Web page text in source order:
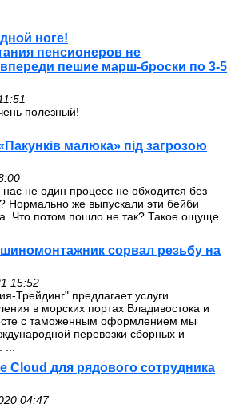
ноге!
пенсионеров не
пешие марш-броски по 3-5
полезный!
малюка» під загрозою
не один процесс не обходится без
Нормально же выпускали эти бейби
Что потом пошло не так? Такое ощуще.
сорвал резьбу на
15:52
Трейдинг" предлагает услуги
в морских портах Владивостока и
с таможенным оформлением мы
перевозки сборных и
Cloud для рядового сотрудника
04:47